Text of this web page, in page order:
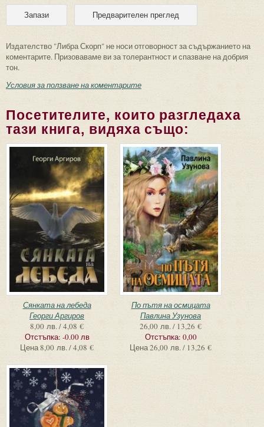
Издателство "Либра Скорп" не носи отговорност за съдържанието на
коментарите. Призоваваме ви за толерантност и спазване на добрия
тон.
Условия за ползване на коментарите
Посетителите, които разгледаха
тази книга, видяха също:
Сянката на лебеда
Георги Аргиров
8,00 лв. / 4,08 €
Отстъпка: -0.00 лв
Цена8,00 лв. / 4,08 €
По пътя на осмицата
Павлина Узунова
26,00 лв. / 13,26 €
Отстъпка: 0,00
Цена26,00 лв. / 13,26 €